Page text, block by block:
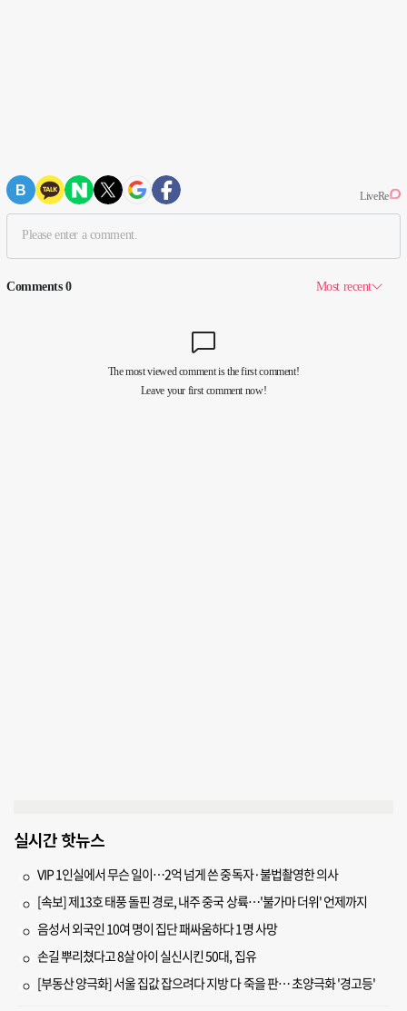
실시간 핫뉴스
VIP 1인실에서 무슨 일이…2억 넘게 쓴 중독자·불법촬영한 의사
[속보] 제13호 태풍 돌핀 경로, 내주 중국 상륙…'불가마 더위' 언제까지
음성서 외국인 10여 명이 집단 패싸움하다 1명 사망
손길 뿌리쳤다고 8살 아이 실신시킨 50대, 집유
[부동산 양극화] 서울 집값 잡으려다 지방 다 죽을 판… 초양극화 '경고등'